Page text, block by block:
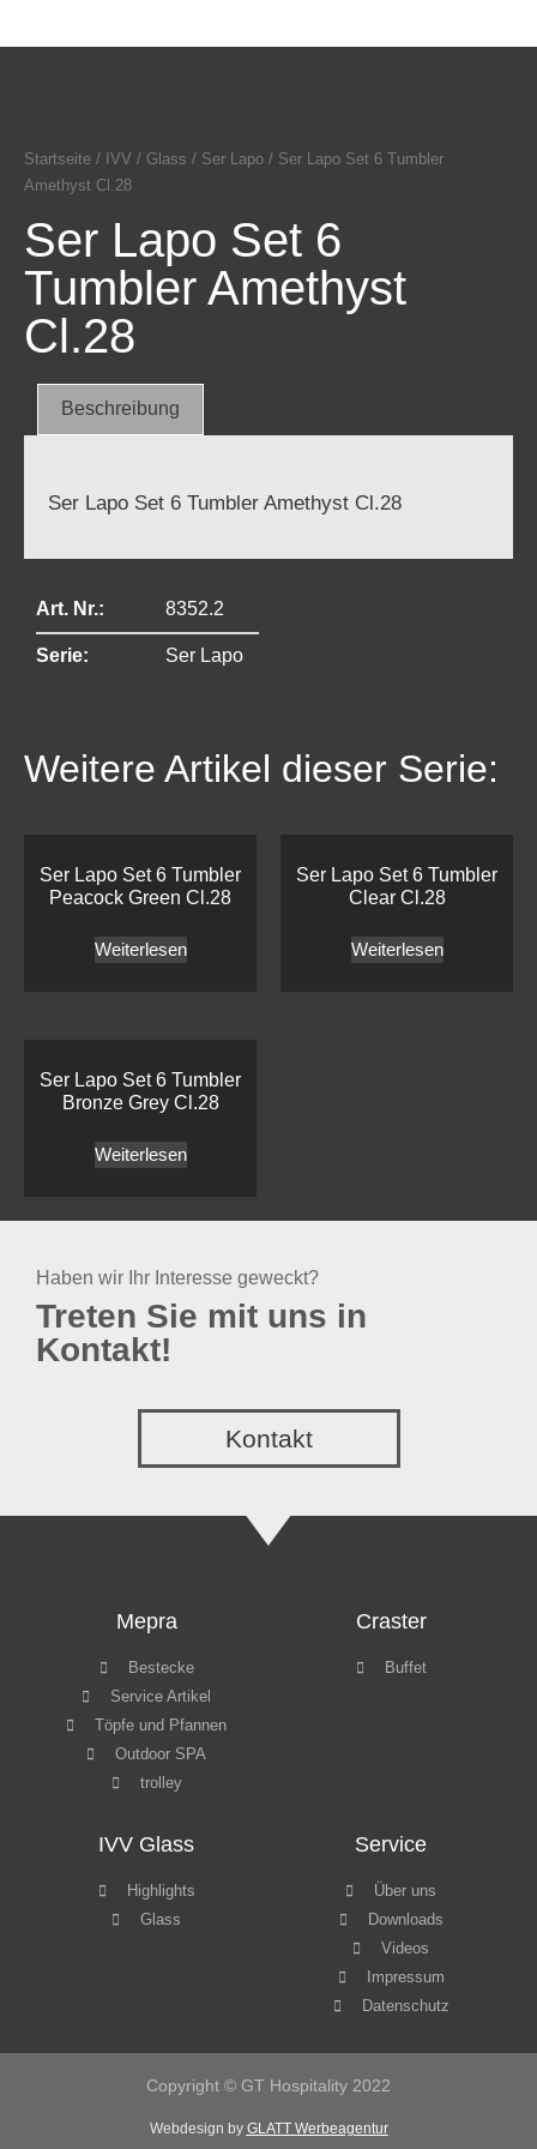
Startseite / IVV / Glass / Ser Lapo / Ser Lapo Set 6 Tumbler
Amethyst Cl.28
Ser Lapo Set 6
Tumbler Amethyst
Cl.28
Beschreibung
Ser Lapo Set 6 Tumbler Amethyst Cl.28
Art. Nr.: 8352.2
Serie: Ser Lapo
Weitere Artikel dieser Serie:
Ser Lapo Set 6 Tumbler
Peacock Green Cl.28
Weiterlesen
Ser Lapo Set 6 Tumbler
Clear Cl.28
Weiterlesen
Ser Lapo Set 6 Tumbler
Bronze Grey Cl.28
Weiterlesen
Haben wir Ihr Interesse geweckt?
Treten Sie mit uns in
Kontakt!
Kontakt
Mepra
Bestecke
Service Artikel
Töpfe und Pfannen
Outdoor SPA
trolley
Craster
Buffet
IVV Glass
Highlights
Glass
Service
Über uns
Downloads
Videos
Impressum
Datenschutz
Copyright © GT Hospitality 2022
Webdesign by GLATT Werbeagentur